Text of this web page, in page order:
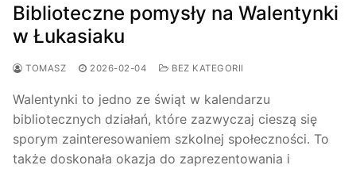
Biblioteczne pomysły na Walentynki
w Łukasiaku
TOMASZ 2026-02-04 BEZ KATEGORII
Walentynki to jedno ze świąt w kalendarzu
bibliotecznych działań, które zazwyczaj cieszą się
sporym zainteresowaniem szkolnej społeczności. To
także doskonała okazja do zaprezentowania i